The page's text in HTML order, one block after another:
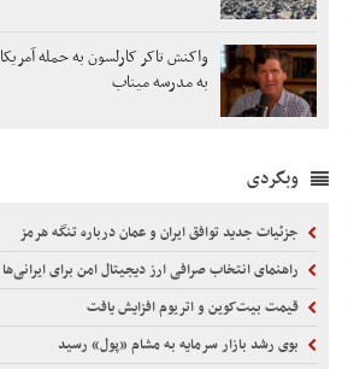
واکنش تاکر کارلسون به حمله آمریکا
به مدرسه میناب
وبگردی
جزئیات جدید توافق ایران و عمان درباره تنگه هرمز
راهنمای انتخاب صرافی ارز دیجیتال امن برای ایرانی‌ها
قیمت بیت‌کوین و اتریوم افزایش یافت
بوی رشد بازار سرمایه به مشام «پول» رسید